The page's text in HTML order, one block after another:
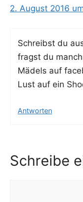
2. August 2016
Schreibst du
fragst du
Mädels auf
Lust auf ein
Antworten
Schreibe